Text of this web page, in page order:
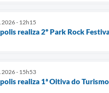
2026 - 12h15
realiza 2º Park Rock
2026 - 15h53
realiza 1ª Oitiva do